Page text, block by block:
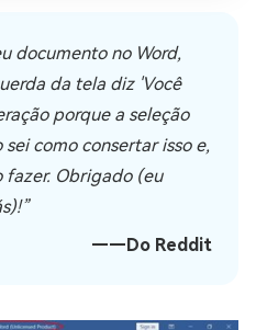
documento no Word,
da tela diz 'Você
porque a seleção
como consertar isso e,
fazer. Obrigado (eu
——Do Reddit